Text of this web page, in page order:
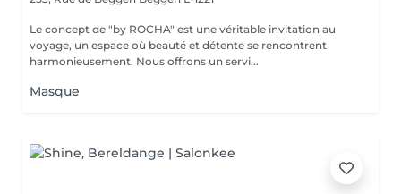
Le concept de "by ROCHA" est une véritable invitation au
voyage, un espace où beauté et détente se rencontrent
harmonieusement. Nous offrons un servi...
Masque